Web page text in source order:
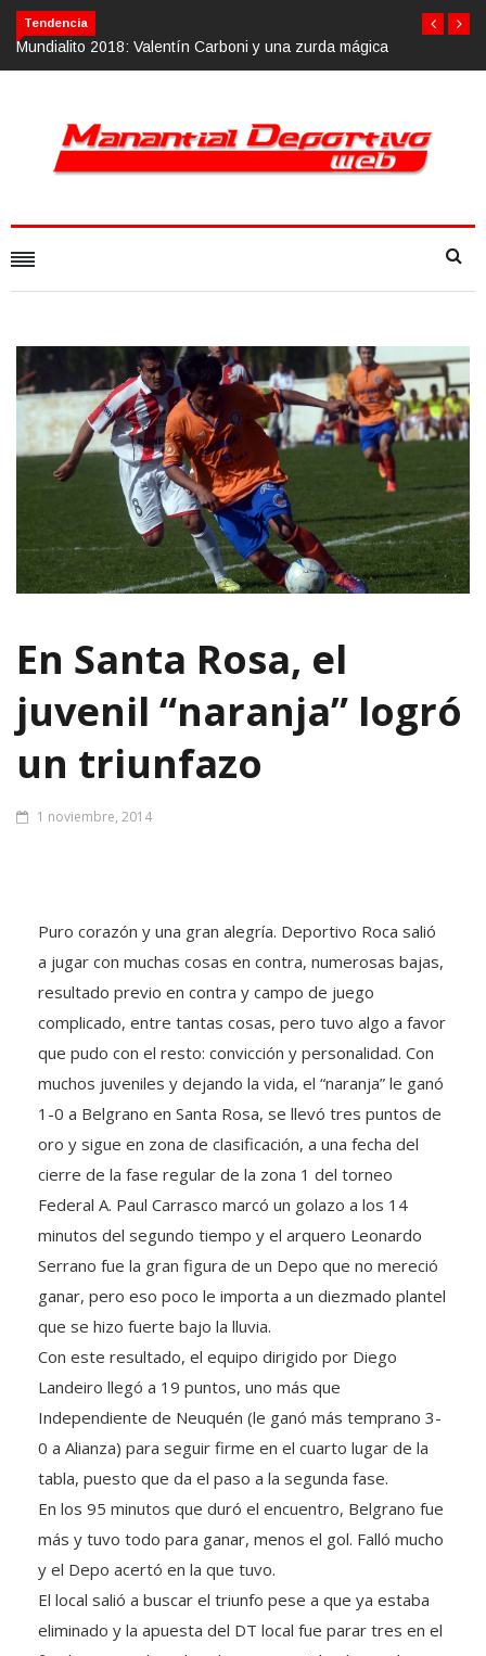
Tendencia
Calvario Race 2018, 10 de noviembre
En Santa Rosa, el
juvenil “naranja” logró
un triunfazo
1 noviembre, 2014
Puro corazón y una gran alegría. Deportivo Roca salió
a jugar con muchas cosas en contra, numerosas bajas,
resultado previo en contra y campo de juego
complicado, entre tantas cosas, pero tuvo algo a favor
que pudo con el resto: convicción y personalidad. Con
muchos juveniles y dejando la vida, el “naranja” le ganó
1-0 a Belgrano en Santa Rosa, se llevó tres puntos de
oro y sigue en zona de clasificación, a una fecha del
cierre de la fase regular de la zona 1 del torneo
Federal A. Paul Carrasco marcó un golazo a los 14
minutos del segundo tiempo y el arquero Leonardo
Serrano fue la gran figura de un Depo que no mereció
ganar, pero eso poco le importa a un diezmado plantel
que se hizo fuerte bajo la lluvia.
Con este resultado, el equipo dirigido por Diego
Landeiro llegó a 19 puntos, uno más que
Independiente de Neuquén (le ganó más temprano 3-
0 a Alianza) para seguir firme en el cuarto lugar de la
tabla, puesto que da el paso a la segunda fase.
En los 95 minutos que duró el encuentro, Belgrano fue
más y tuvo todo para ganar, menos el gol. Falló mucho
y el Depo acertó en la que tuvo.
El local salió a buscar el triunfo pese a que ya estaba
eliminado y la apuesta del DT local fue parar tres en el